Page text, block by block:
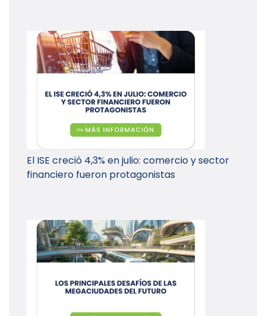
El ISE creció 4,3% en julio: comercio y sector
financiero fueron protagonistas